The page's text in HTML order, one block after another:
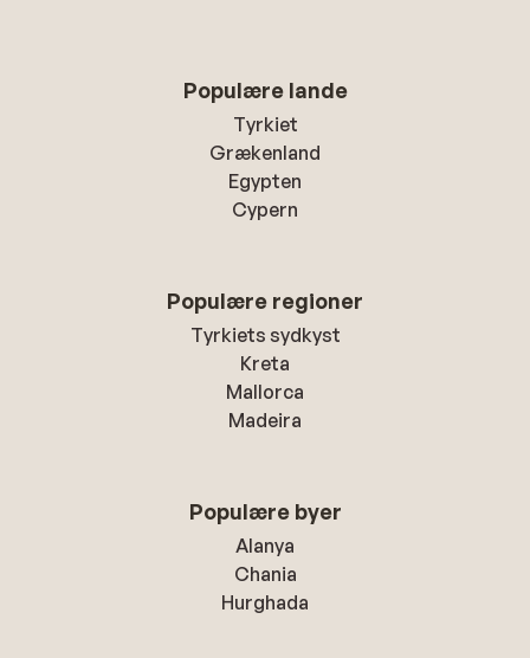
Populære lande
Tyrkiet
Grækenland
Egypten
Cypern
Populære regioner
Tyrkiets sydkyst
Kreta
Mallorca
Madeira
Populære byer
Alanya
Chania
Hurghada